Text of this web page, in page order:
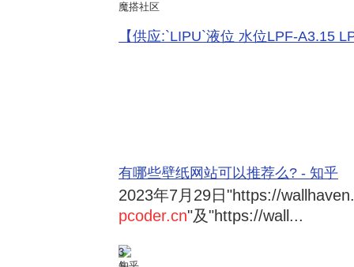
魔搭社区
【供应:`LIPU`液位 水位LPF-A3.15
有哪些壁纸网站可以推荐么? - 知乎
2023年7月29日 "https://
pcoder.cn"及"https://wall...
3